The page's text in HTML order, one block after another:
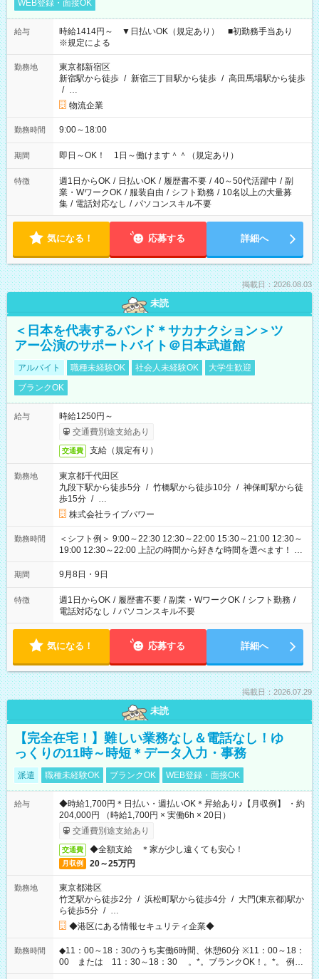
WEB登録・面接OK
給与
時給1414円～ ▼日払いOK（規定あり） ■初勤務手当あり
※規定による
勤務地
東京都新宿区
新宿駅から徒歩 / 新宿三丁目駅から徒歩 / 高田馬場駅から徒歩
/ …
物流企業
勤務時間 9:00～18:00
期間 即日～OK！ 1日～働けます＾＾（規定あり）
特徴 週1日からOK / 日払いOK / 履歴書不要 / 40～50代活躍中 / 副
業・WワークOK / 服装自由 / シフト勤務 / 10名以上の大量募
集 / 電話対応なし / パソコンスキル不要
気になる！ 応募する 詳細へ
掲載日：2026.08.03
未読
＜日本を代表するバンド＊サカナクション＞ツ
アー公演のサポートバイト＠日本武道館
アルバイト 職種未経験OK 社会人未経験OK
大学生歓迎
ブランクOK
給与
時給1250円～
交通費別途支給あり
交通費 支給（規定有り）
勤務地
東京都千代田区
九段下駅から徒歩5分 / 竹橋駅から徒歩10分 / 神保町駅から徒
歩15分 / …
株式会社ライブパワー
勤務時間
＜シフト例＞ 9:00～22:30 12:30～22:00 15:30～21:00 12:30～
19:00 12:30～22:00 上記の時間から好きな時間を選べます！ ※
時間は変更となる可能性があります
期間 9月8日・9日
特徴 週1日からOK / 履歴書不要 / 副業・WワークOK / シフト勤務 /
電話対応なし / パソコンスキル不要
気になる！ 応募する 詳細へ
掲載日：2026.07.29
未読
【完全在宅！】難しい業務なし＆電話なし！ゆ
っくりの11時～時短＊データ入力・事務
派遣 職種未経験OK ブランクOK WEB登録・面接OK
給与
◆時給1,700円＊日払い・週払いOK＊昇給あり♪【月収例】 ・約
204,000円 （時給1,700円 × 実働6h × 20日）
交通費別途支給あり
交通費 ◆全額支給 ＊家が少し遠くても安心！
月収例 20～25万円
勤務地
東京都港区
竹芝駅から徒歩2分 / 浜松町駅から徒歩4分 / 大門(東京都)駅か
ら徒歩5分 / …
◆港区にある情報セキュリティ企業◆
勤務時間
◆11：00～18：30のうち実働6時間、休憩60分 ※11：00～18：
00 または 11：30～18：30 。*。ブランクOK！。*。 例え
ば前職が、 在宅/財団法人/事務/コールセンター/受付/販売/カフェ